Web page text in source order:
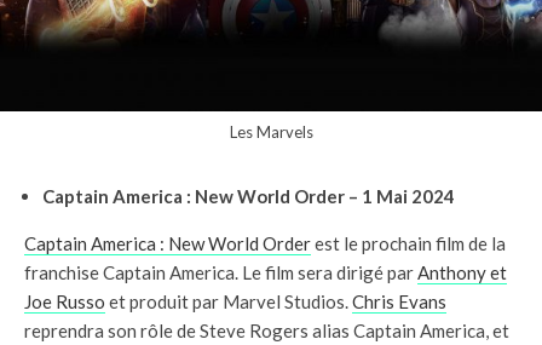
Les Marvels
Captain America : New World Order – 1 Mai 2024
Captain America : New World Orderest le prochain film de la
franchise Captain America. Le film sera dirigé parAnthony et
Joe Russo et produit par Marvel Studios.Chris Evans
reprendra son rôle de Steve Rogers alias Captain America, et